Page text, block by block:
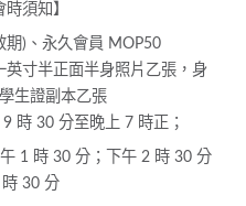
時須知】
期)、永久會員 MOP50
寸半正面半身照片乙張，身
生證副本乙張
時 30 分至晚上 7 時正；
1 時 30 分；下午 2 時 30 分
30 分